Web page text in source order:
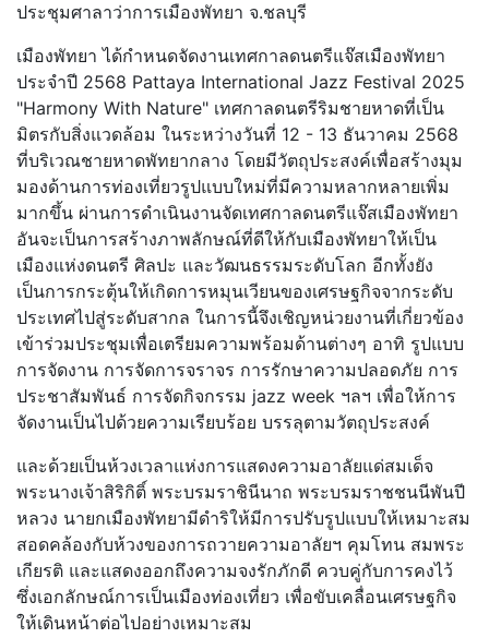
ประชุมศาลาว่าการเมืองพัทยา จ.ชลบุรี
เมืองพัทยา ได้กำหนดจัดงานเทศกาลดนตรีแจ๊สเมืองพัทยา
ประจำปี 2568 Pattaya International Jazz Festival 2025
"Harmony With Nature" เทศกาลดนตรีริมชายหาดที่เป็น
มิตรกับสิ่งแวดล้อม ในระหว่างวันที่ 12 - 13 ธันวาคม 2568
ที่บริเวณชายหาดพัทยากลาง โดยมีวัตถุประสงค์เพื่อสร้างมุม
มองด้านการท่องเที่ยวรูปแบบใหม่ที่มีความหลากหลายเพิ่ม
มากขึ้น ผ่านการดำเนินงานจัดเทศกาลดนตรีแจ๊สเมืองพัทยา
อันจะเป็นการสร้างภาพลักษณ์ที่ดีให้กับเมืองพัทยาให้เป็น
เมืองแห่งดนตรี ศิลปะ และวัฒนธรรมระดับโลก อีกทั้งยัง
เป็นการกระตุ้นให้เกิดการหมุนเวียนของเศรษฐกิจจากระดับ
ประเทศไปสู่ระดับสากล ในการนี้จึงเชิญหน่วยงานที่เกี่ยวข้อง
เข้าร่วมประชุมเพื่อเตรียมความพร้อมด้านต่างๆ อาทิ รูปแบบ
การจัดงาน การจัดการจราจร การรักษาความปลอดภัย การ
ประชาสัมพันธ์ การจัดกิจกรรม jazz week ฯลฯ เพื่อให้การ
จัดงานเป็นไปด้วยความเรียบร้อย บรรลุตามวัตถุประสงค์
และด้วยเป็นห้วงเวลาแห่งการแสดงความอาลัยแด่สมเด็จ
พระนางเจ้าสิริกิติ์ พระบรมราชินีนาถ พระบรมราชชนนีพันปี
หลวง นายกเมืองพัทยามีดำริให้มีการปรับรูปแบบให้เหมาะสม
สอดคล้องกับห้วงของการถวายความอาลัยฯ คุมโทน สมพระ
เกียรติ และแสดงออกถึงความจงรักภักดี ควบคู่กับการคงไว้
ซึ่งเอกลักษณ์การเป็นเมืองท่องเที่ยว เพื่อขับเคลื่อนเศรษฐกิจ
ให้เดินหน้าต่อไปอย่างเหมาะสม